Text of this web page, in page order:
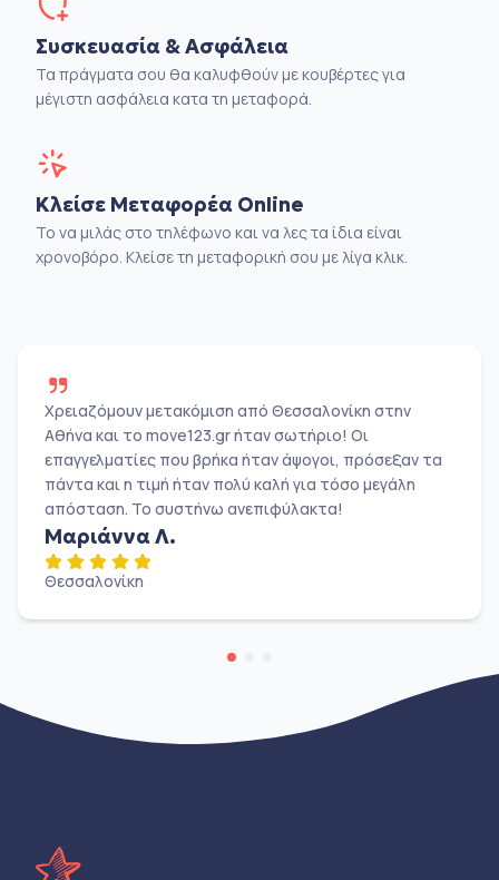
Συσκευασία & Ασφάλεια
Τα πράγματα σου θα καλυφθούν με κουβέρτες για
μέγιστη ασφάλεια κατα τη μεταφορά.
Κλείσε Μεταφορέα Online
Το να μιλάς στο τηλέφωνο και να λες τα ίδια είναι
χρονοβόρο. Κλείσε τη μεταφορική σου με λίγα κλικ.
Χρειαζόμουν μετακόμιση από Θεσσαλονίκη στην
Αθήνα και το move123.gr ήταν σωτήριο! Οι
επαγγελματίες που βρήκα ήταν άψογοι, πρόσεξαν τα
πάντα και η τιμή ήταν πολύ καλή για τόσο μεγάλη
απόσταση. Το συστήνω ανεπιφύλακτα!
Μαριάννα Λ.
Θεσσαλονίκη